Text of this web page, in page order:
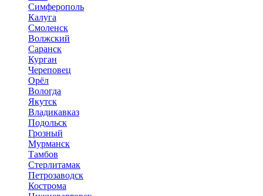
Симферополь
Калуга
Смоленск
Волжский
Саранск
Курган
Череповец
Орёл
Вологда
Якутск
Владикавказ
Подольск
Грозный
Мурманск
Тамбов
Стерлитамак
Петрозаводск
Кострома